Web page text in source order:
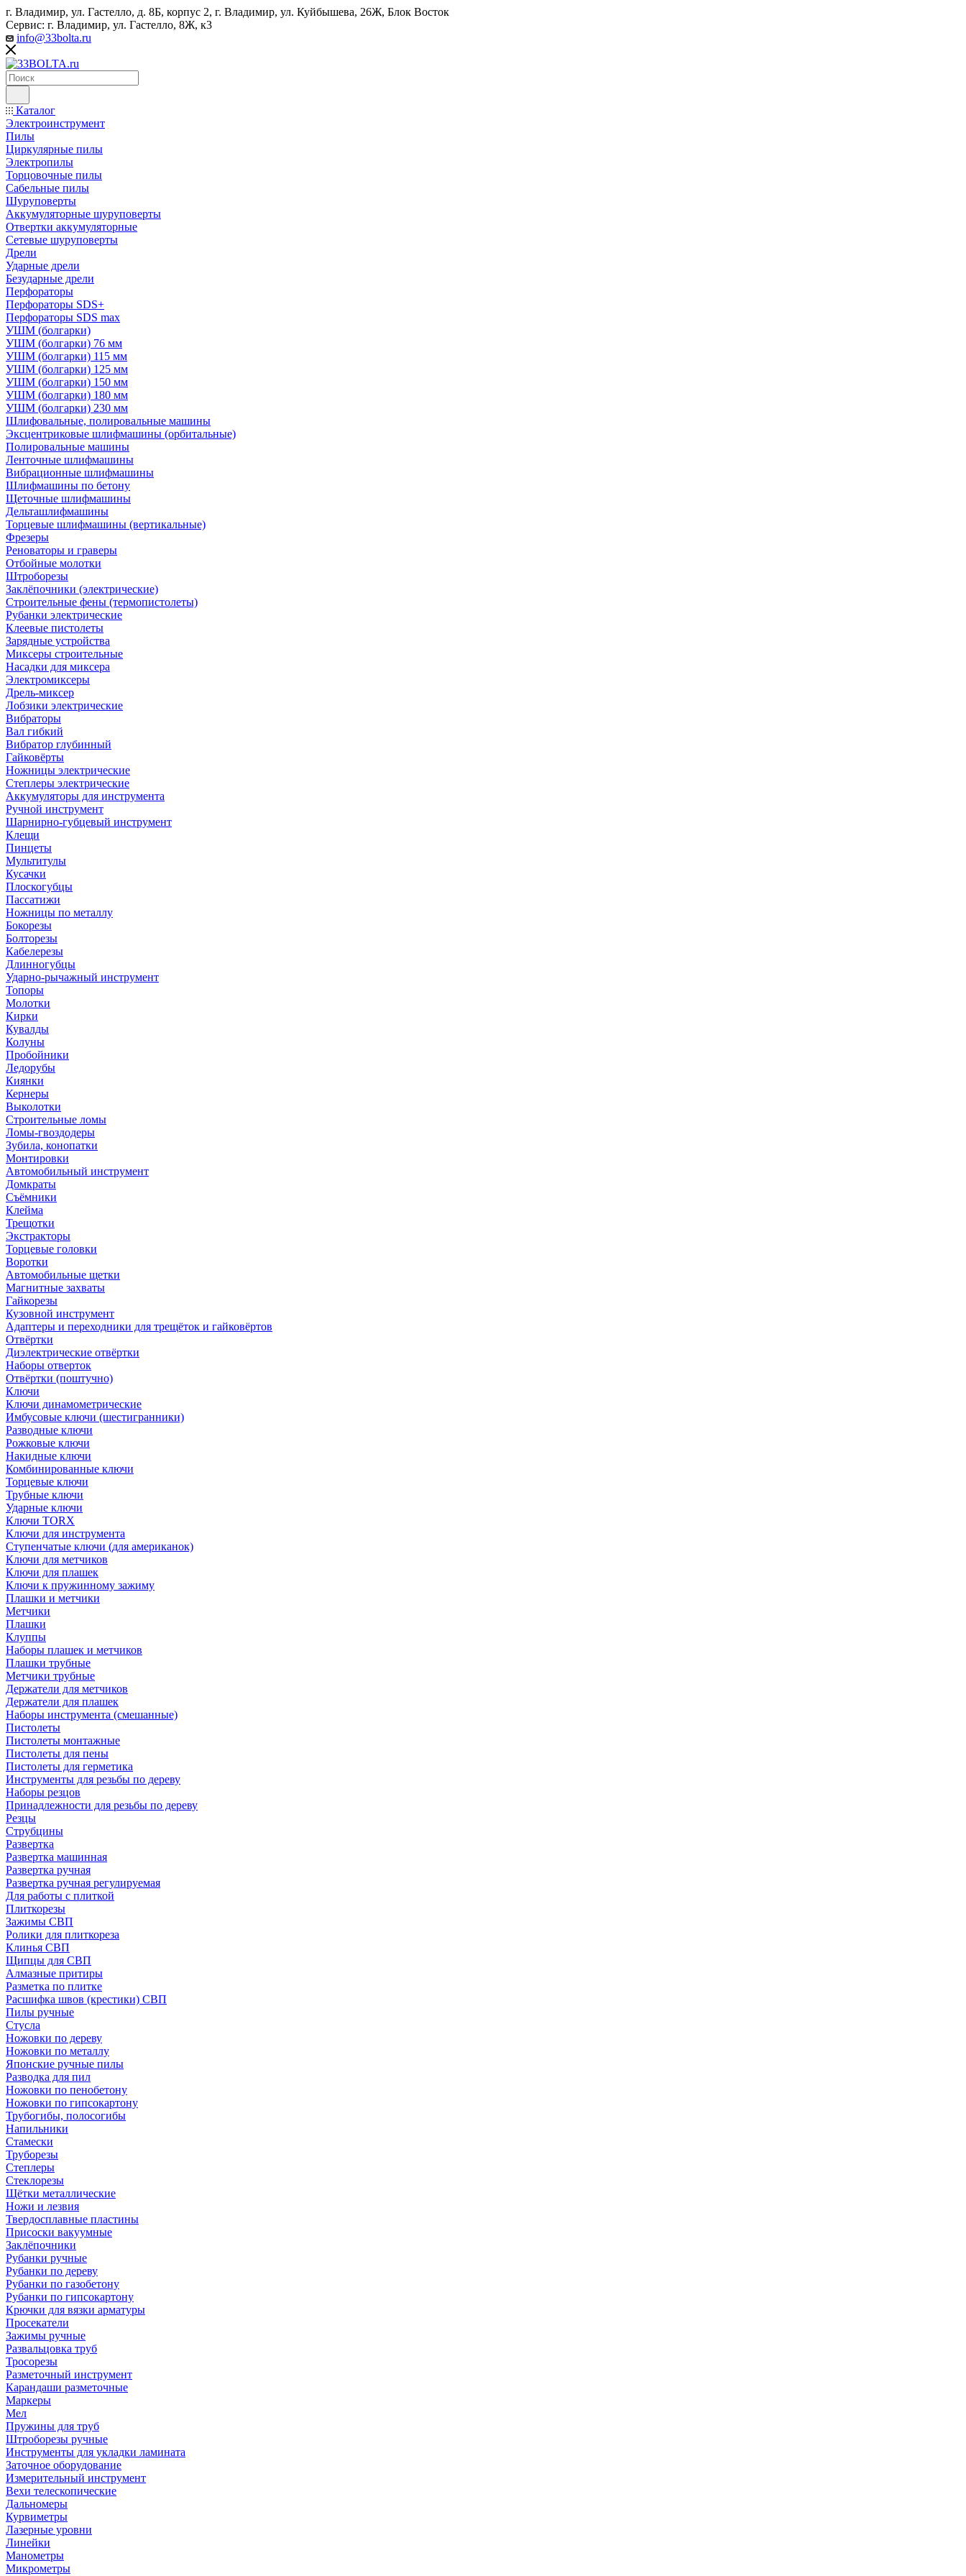
г. Владимир, ул. Гастелло, д. 8Б, корпус 2, г. Владимир, ул. ​Куйбышева, 26Ж, Блок Восток
Сервис: г. Владимир, ул. Гастелло, 8Ж, к3
info@33bolta.ru
Каталог
Электроинструмент
Пилы
Циркулярные пилы
Электропилы
Торцовочные пилы
Сабельные пилы
Шуруповерты
Аккумуляторные шуруповерты
Отвертки аккумуляторные
Сетевые шуруповерты
Дрели
Ударные дрели
Безударные дрели
Перфораторы
Перфораторы SDS+
Перфораторы SDS max
УШМ (болгарки)
УШМ (болгарки) 76 мм
УШМ (болгарки) 115 мм
УШМ (болгарки) 125 мм
УШМ (болгарки) 150 мм
УШМ (болгарки) 180 мм
УШМ (болгарки) 230 мм
Шлифовальные, полировальные машины
Эксцентриковые шлифмашины (орбитальные)
Полировальные машины
Ленточные шлифмашины
Вибрационные шлифмашины
Шлифмашины по бетону
Щеточные шлифмашины
Дельташлифмашины
Торцевые шлифмашины (вертикальные)
Фрезеры
Реноваторы и граверы
Отбойные молотки
Штроборезы
Заклёпочники (электрические)
Строительные фены (термопистолеты)
Рубанки электрические
Клеевые пистолеты
Зарядные устройства
Миксеры строительные
Насадки для миксера
Электромиксеры
Дрель-миксер
Лобзики электрические
Вибраторы
Вал гибкий
Вибратор глубинный
Гайковёрты
Ножницы электрические
Степлеры электрические
Аккумуляторы для инструмента
Ручной инструмент
Шарнирно-губцевый инструмент
Клещи
Пинцеты
Мультитулы
Кусачки
Плоскогубцы
Пассатижи
Ножницы по металлу
Бокорезы
Болторезы
Кабелерезы
Длинногубцы
Ударно-рычажный инструмент
Топоры
Молотки
Кирки
Кувалды
Колуны
Пробойники
Ледорубы
Киянки
Кернеры
Выколотки
Строительные ломы
Ломы-гвоздодеры
Зубила, конопатки
Монтировки
Автомобильный инструмент
Домкраты
Съёмники
Клейма
Трещотки
Экстракторы
Торцевые головки
Воротки
Автомобильные щетки
Магнитные захваты
Гайкорезы
Кузовной инструмент
Адаптеры и переходники для трещёток и гайковёртов
Отвёртки
Диэлектрические отвёртки
Наборы отверток
Отвёртки (поштучно)
Ключи
Ключи динамометрические
Имбусовые ключи (шестигранники)
Разводные ключи
Рожковые ключи
Накидные ключи
Комбинированные ключи
Торцевые ключи
Трубные ключи
Ударные ключи
Ключи TORX
Ключи для инструмента
Ступенчатые ключи (для американок)
Ключи для метчиков
Ключи для плашек
Ключи к пружинному зажиму
Плашки и метчики
Метчики
Плашки
Клуппы
Наборы плашек и метчиков
Плашки трубные
Метчики трубные
Держатели для метчиков
Держатели для плашек
Наборы инструмента (смешанные)
Пистолеты
Пистолеты монтажные
Пистолеты для пены
Пистолеты для герметика
Инструменты для резьбы по дереву
Наборы резцов
Принадлежности для резьбы по дереву
Резцы
Струбцины
Развертка
Развертка машинная
Развертка ручная
Развертка ручная регулируемая
Для работы с плиткой
Плиткорезы
Зажимы СВП
Ролики для плиткореза
Клинья СВП
Щипцы для СВП
Алмазные притиры
Разметка по плитке
Расшифка швов (крестики) СВП
Пилы ручные
Стусла
Ножовки по дереву
Ножовки по металлу
Японские ручные пилы
Разводка для пил
Ножовки по пенобетону
Ножовки по гипсокартону
Трубогибы, полосогибы
Напильники
Стамески
Труборезы
Степлеры
Стеклорезы
Щётки металлические
Ножи и лезвия
Твердосплавные пластины
Присоски вакуумные
Заклёпочники
Рубанки ручные
Рубанки по дереву
Рубанки по газобетону
Рубанки по гипсокартону
Крючки для вязки арматуры
Просекатели
Зажимы ручные
Развальцовка труб
Тросорезы
Разметочный инструмент
Карандаши разметочные
Маркеры
Мел
Пружины для труб
Штроборезы ручные
Инструменты для укладки ламината
Заточное оборудование
Измерительный инструмент
Вехи телескопические
Дальномеры
Курвиметры
Лазерные уровни
Линейки
Манометры
Микрометры